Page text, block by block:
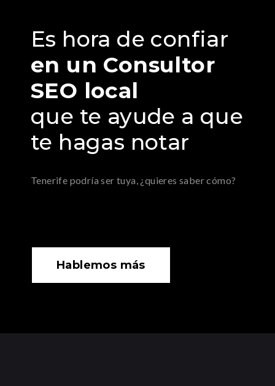
Es hora de confiar
en un Consultor
SEO local
que te ayude a que
te hagas notar
Tenerife podría ser tuya, ¿quieres saber cómo?
Hablemos más